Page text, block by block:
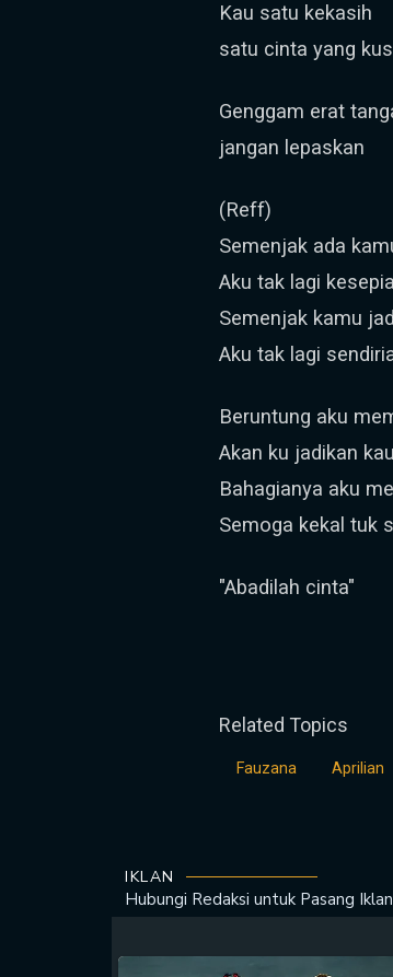
Kau satu kekasih
satu cinta yang
Genggam erat
jangan lepaskan
(Reff)
Semenjak ada
Aku tak lagi
Semenjak kamu
Aku tak lagi
Beruntung aku
Akan ku jadikan
Bahagianya aku
Semoga kekal tuk
"Abadilah cinta"
Related Topics
Fauzana Aprilian
IKLAN
Hubungi Redaksi untuk Pasang Iklan